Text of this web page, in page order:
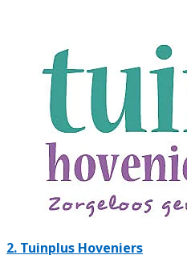
2. Tuinplus Hoveniers